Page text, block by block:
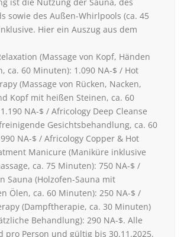
sowie des Außen-Whirlpools (ca. 45
Hier ein Auszug aus dem
(Massage von Kopf, Händen
ca. 60 Minuten): 1.090 NA-$ / Hot
(Massage von Rücken, Nacken,
Kopf mit heißen Steinen, ca. 60
NA-$ / Africology Deep Cleanse
Gesichtsbehandlung, ca. 60
NA-$ / Africology Copper & Hot
Manicure (Maniküre inklusive
ca. 75 Minuten): 750 NA-$ /
Sauna (Holzofen-Sauna mit
Ölen, ca. 60 Minuten): 250 NA-$ /
(Dampftherapie, ca. 30 Minuten)
Behandlung): 290 NA-$. Alle
pro Person und gültig bis 30.11.2025.